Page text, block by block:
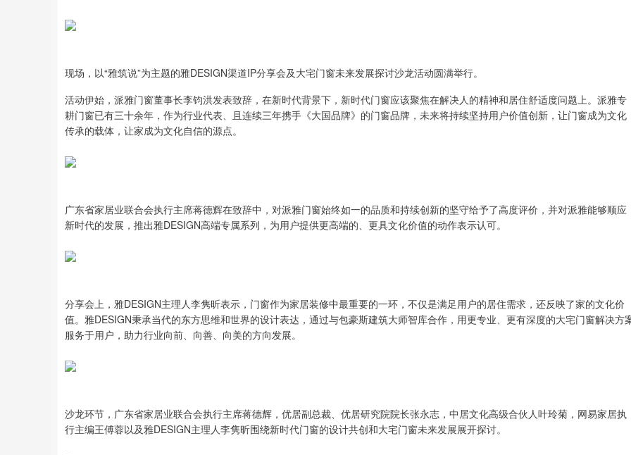
现场，以“雅筑说”为主题的雅DESIGN渠道IP分享会及大宅门窗未来发展探讨沙龙活动圆满举行。
活动伊始，派雅门窗董事长李钧洪发表致辞，在新时代背景下，新时代门窗应该聚焦在解决人的精神和居住舒适度问题上。派雅专
耕门窗已有三十余年，作为行业代表、且连续三年携手《大国品牌》的门窗品牌，未来将持续坚持用户价值创新，让门窗成为文化
传承的载体，让家成为文化自信的源点。
广东省家居业联合会执行主席蒋德辉在致辞中，对派雅门窗始终如一的品质和持续创新的坚守给予了高度评价，并对派雅能够顺应
新时代的发展，推出雅DESIGN高端专属系列，为用户提供更高端的、更具文化价值的动作表示认可。
分享会上，雅DESIGN主理人李隽昕表示，门窗作为家居装修中最重要的一环，不仅是满足用户的居住需求，还反映了家的文化价
值。雅DESIGN秉承当代的东方思维和世界的设计表达，通过与包豪斯建筑大师智库合作，用更专业、更有深度的大宅门窗解决方
服务于用户，助力行业向前、向善、向美的方向发展。
沙龙环节，广东省家居业联合会执行主席蒋德辉，优居副总裁、优居研究院院长张永志，中居文化高级合伙人叶玲菊，网易家居执
行主编王傅蓉以及雅DESIGN主理人李隽昕围绕新时代门窗的设计共创和大宅门窗未来发展展开探讨。